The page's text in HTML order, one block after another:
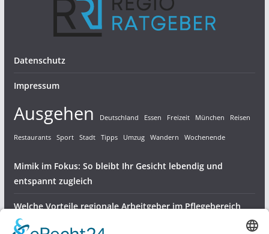
Datenschutz
Impressum
Ausgehen Deutschland Essen Freizeit München Reisen
Restaurants Sport Stadt Tipps Umzug Wandern Wochenende
Mimik im Fokus: So bleibt Ihr Gesicht lebendig und
entspannt zugleich
Welche Vorteile regionale Arbeitgeber im Pflegebereich
bieten